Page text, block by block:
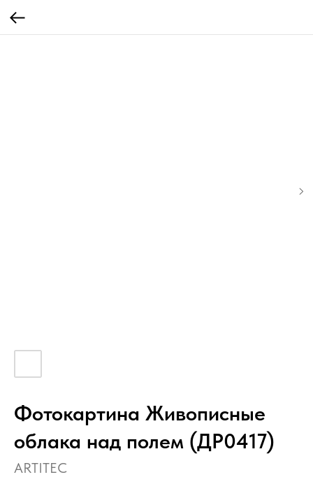
Фотокартина Живописные
облака над полем (ДР0417)
ARTITEC